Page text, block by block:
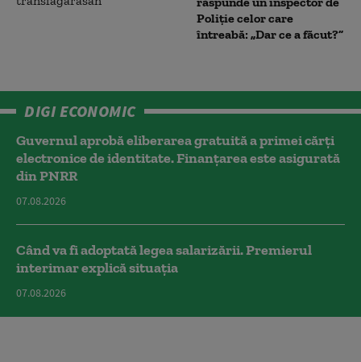
Poliție celor care
întreabă: „Dar ce a făcut?”
DIGI ECONOMIC
Guvernul aprobă eliberarea gratuită a primei cărţi
electronice de identitate. Finanțarea este asigurată
din PNRR
07.08.2026
Când va fi adoptată legea salarizării. Premierul
interimar explică situația
07.08.2026